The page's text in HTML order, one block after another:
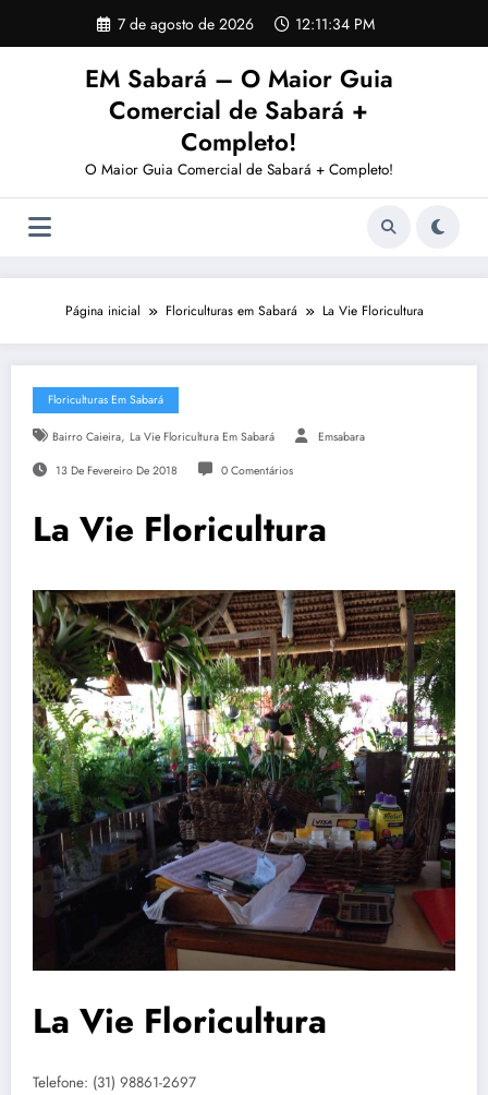
o
7 de agosto de 2026 12:11:34 PM
EM Sabará – O Maior Guia
Comercial de Sabará +
Completo!
O Maior Guia Comercial de Sabará + Completo!
Página inicial Floriculturas em Sabará La Vie Floricultura
Floriculturas Em Sabará
Bairro Caieira, La Vie Floricultura Em Sabará Emsabara
13 De Fevereiro De 2018 0 Comentários
La Vie Floricultura
La Vie Floricultura
Telefone: (31) 98861-2697